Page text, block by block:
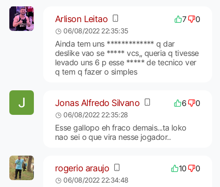
Arlison Leitao 7 0
06/08/2022 22:35:35
Ainda tem uns ************* q dar
deslike vao se ***** vcs,, queria q tivesse
levado uns 6 p esse ***** de tecnico ver
q tem q fazer o simples
Jonas Alfredo Silvano 6 0
06/08/2022 22:35:28
Esse gallopo eh fraco demais...ta loko
nao sei o que vira nesse jogador..
rogerio araujo 10 0
06/08/2022 22:34:48